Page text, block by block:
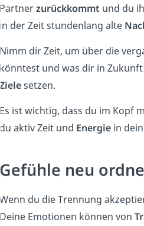
Partnerzurückkommt und du
in der Zeit stundenlang alte
Nimm dir Zeit, um über die
könntest und was dir in
Zielesetzen.
Es ist wichtig, dass du im Kopf
du aktiv Zeit und Energie in
Gefühle neu
Wenn du die Trennung
Deine Emotionen können von